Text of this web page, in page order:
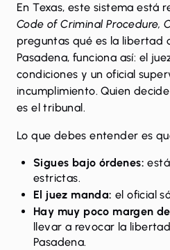
En Texas, este sistema está
Code of Criminal Procedure,
preguntas qué es la libertad
Pasadena, funciona así: el
condiciones y un oficial
incumplimiento. Quien
es el tribunal.
Lo que debes entender es
Sigues bajo órdenes:
estrictas.
El juez manda: el oficial
Hay muy poco margen
llevar a revocar la
Pasadena.